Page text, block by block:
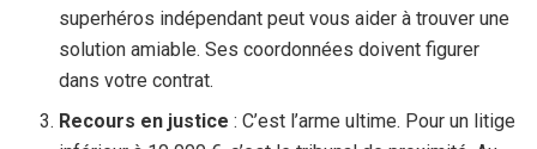
superhéros indépendant peut vous aider à trouver une
solution amiable. Ses coordonnées doivent figurer
dans votre contrat.
Recours en justice : C’est l’arme ultime. Pour un litige